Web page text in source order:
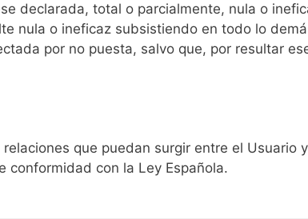
declarada, total o parcialmente, nula o
nula o ineficaz subsistiendo en todo lo
por no puesta, salvo que, por resultar
que puedan surgir entre el Usuario
conformidad con la Ley Española.